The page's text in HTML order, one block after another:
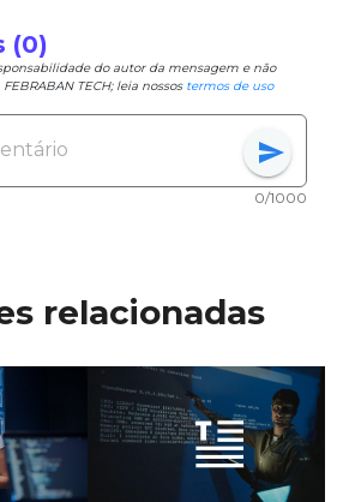
(0)
do autor da mensagem e não
TECH; leia nossos termos de uso
send
0/1000
relacionadas